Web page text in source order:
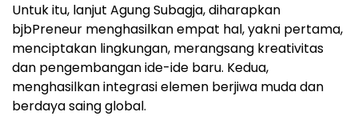
Untuk itu, lanjut Agung Subagja, diharapkan
bjbPreneur menghasilkan empat hal, yakni pertama,
menciptakan lingkungan, merangsang kreativitas
dan pengembangan ide-ide baru. Kedua,
menghasilkan integrasi elemen berjiwa muda dan
berdaya saing global.